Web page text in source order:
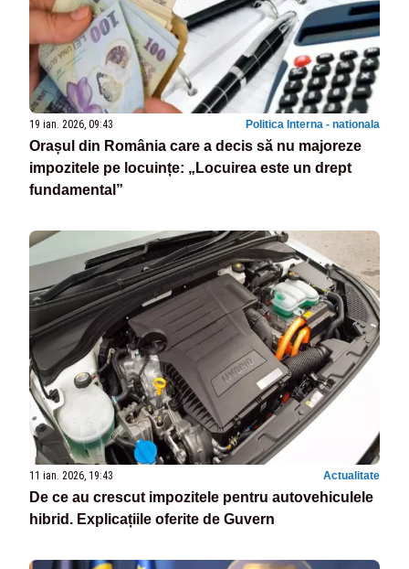
19 ian. 2026, 09:43 Politica Interna - nationala
Orașul din România care a decis să nu majoreze
impozitele pe locuințe: „Locuirea este un drept
fundamental”
11 ian. 2026, 19:43 Actualitate
De ce au crescut impozitele pentru autovehiculele
hibrid. Explicațiile oferite de Guvern